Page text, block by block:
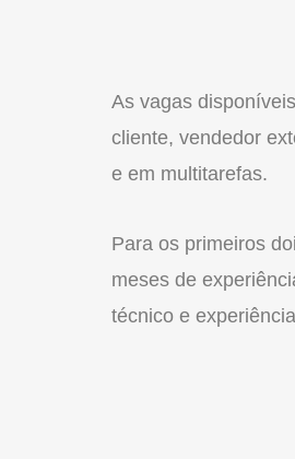
As vagas
cliente, vendedor
e em multitarefas.
Para os primeiros
meses de
técnico e